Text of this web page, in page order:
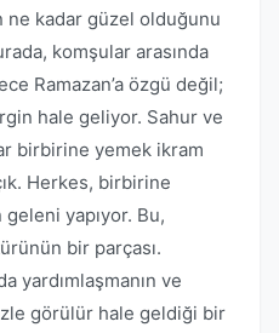
ne kadar güzel olduğunu
komşular arasında
Ramazan’a özgü değil;
hale geliyor. Sahur ve
birbirine yemek ikram
Herkes, birbirine
yapıyor. Bu,
bir parçası.
yardımlaşmanın ve
görülür hale geldiği bir